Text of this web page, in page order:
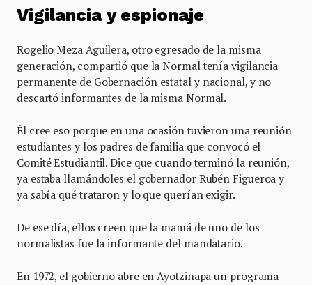
Vigilancia y espionaje
Rogelio Meza Aguilera, otro egresado de la misma
generación, compartió que la Normal tenía vigilancia
permanente de Gobernación estatal y nacional, y no
descartó informantes de la misma Normal.
Él cree eso porque en una ocasión tuvieron una reunión
estudiantes y los padres de familia que convocó el
Comité Estudiantil. Dice que cuando terminó la reunión,
ya estaba llamándoles el gobernador Rubén Figueroa y
ya sabía qué trataron y lo que querían exigir.
De ese día, ellos creen que la mamá de uno de los
normalistas fue la informante del mandatario.
En 1972, el gobierno abre en Ayotzinapa un programa